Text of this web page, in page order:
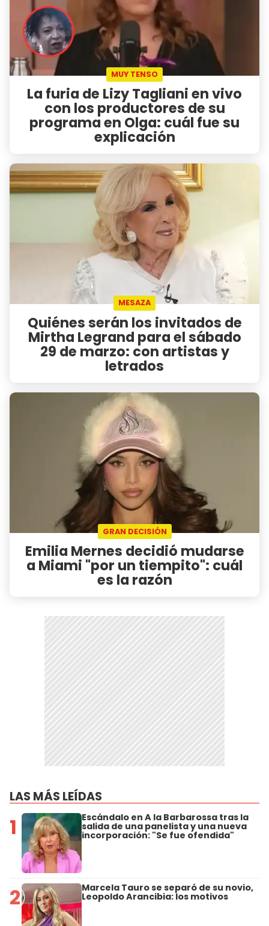
MUY TENSO
La furia de Lizy Tagliani en vivo
con los productores de su
programa en Olga: cuál fue su
explicación
MESAZA
Quiénes serán los invitados de
Mirtha Legrand para el sábado
29 de marzo: con artistas y
letrados
GRAN DECISIÓN
Emilia Mernes decidió mudarse
a Miami "por un tiempito": cuál
es la razón
LAS MÁS LEÍDAS
1 Escándalo en A la Barbarossa tras la
salida de una panelista y una nueva
incorporación: "Se fue ofendida"
2 Marcela Tauro se separó de su novio,
Leopoldo Arancibia: los motivos